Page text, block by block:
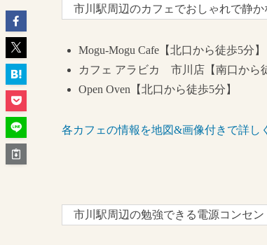
市川駅周辺のカフェでおしゃれで静か
Mogu-Mogu Cafe【北口から徒歩5分】
カフェ アラビカ 市川店【南口から
Open Oven【北口から徒歩5分】
各カフェの情報を地図&画像付きで詳し
市川駅周辺の勉強できる電源コンセン